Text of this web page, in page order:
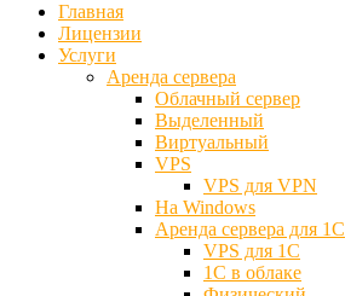
Главная
Лицензии
Услуги
Аренда сервера
Облачный сервер
Выделенный
Виртуальный
VPS
VPS для VPN
На Windows
Аренда сервера для 1С
VPS для 1С
1С в облаке